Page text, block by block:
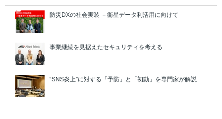
防災DXの社会実装 －衛星データ利活用に向けて
事業継続を見据えたセキュリティを考える
“SNS炎上”に対する「予防」と「初動」を専門家が解説